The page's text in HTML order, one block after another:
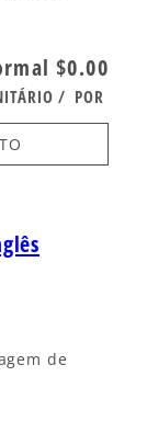
$0.00
/ POR
de